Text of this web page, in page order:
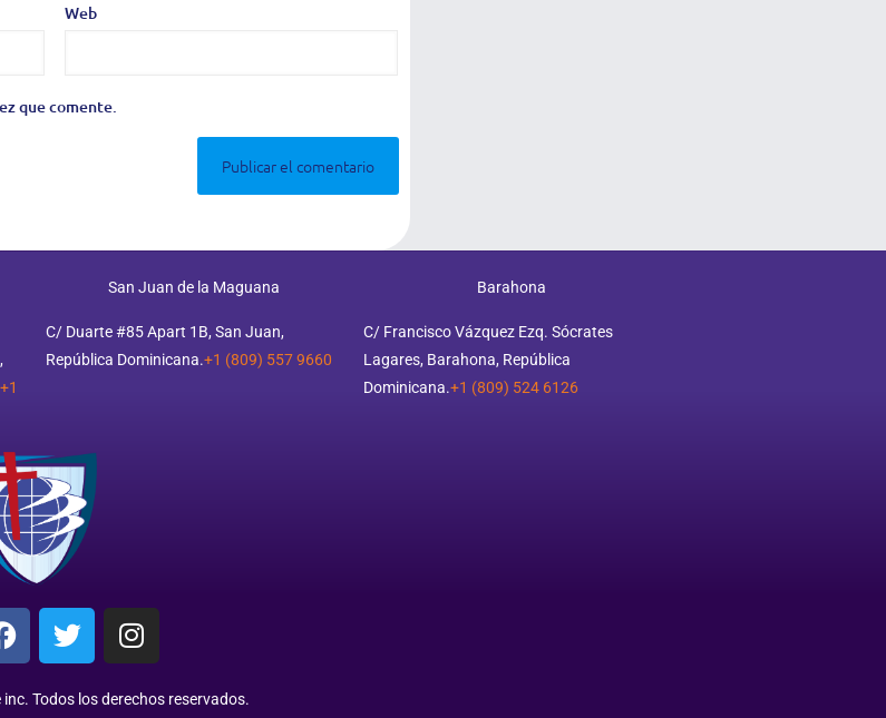
Web
que comente.
+1
San Juan de la Maguana
C/ Duarte #85 Apart 1B, San Juan,
República Dominicana.+1 (809) 557 9660
Barahona
C/ Francisco Vázquez Ezq. Sócrates
Lagares, Barahona, República
Dominicana.+1 (809) 524 6126
Todos los derechos reservados.